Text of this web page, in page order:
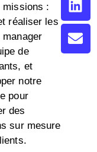
missions :
réaliser les
de
et
notre
pour
des
sur mesure